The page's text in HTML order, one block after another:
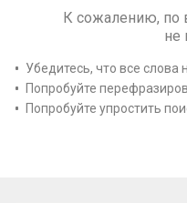
К сожалению, по
не
Убедитесь, что все слова
Попробуйте
Попробуйте упростить